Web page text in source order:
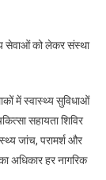
सेवाओं को लेकर संस्था
में स्वास्थ्य सुविधाओं
सहायता शिविर
जांच, परामर्श और
अधिकार हर नागरिक